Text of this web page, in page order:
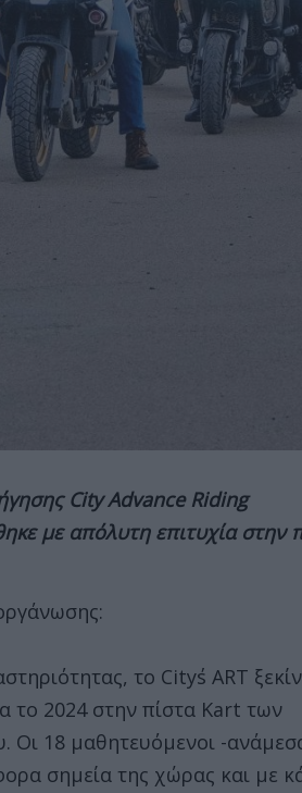
City Advance Riding
με απόλυτη επιτυχία στην
το City΄s ART
το 2024 στην πίστα Kart των
18 μαθητευόμενοι -
σημεία της χώρας και με